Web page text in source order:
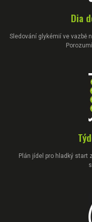
Dia
Sledování glykémií ve vazbě
Plán jídel pro hladký start